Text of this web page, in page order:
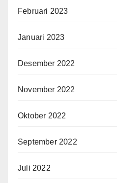
Februari 2023
Januari 2023
Desember 2022
November 2022
Oktober 2022
September 2022
Juli 2022